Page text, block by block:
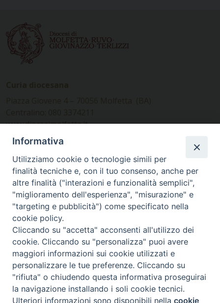
www.diocesimolfetta.it –
diocesimolfetta@pec.chiesacattolica.it
Ufficio Comunicazioni sociali
Piazza Giovene 4 – 70056 Molfetta (BA)
comunicazionisociali@diocesimolfetta.it
SEGUICI SU
Facebook
Instagram
X YouTube
Feed
Privacy Policy - trasparenza
© 2016 - 2026 Diocesi Molfetta Ruvo Giovinazzo Terlizzi
Preferenze Cookie
Informativa
Utilizziamo cookie o tecnologie simili per
finalità tecniche e, con il tuo consenso, anche per
altre finalità ("interazioni e funzionalità semplici",
"miglioramento dell'esperienza", "misurazione" e
"targeting e pubblicità") come specificato nella
cookie policy.
Cliccando su "accetta" acconsenti all'utilizzo dei
cookie. Cliccando su "personalizza" puoi avere
maggiori informazioni sui cookie utilizzati e
personalizzare le tue preferenze. Cliccando su
"rifiuta" o chiudendo questa informativa proseguirai
la navigazione installando i soli cookie tecnici.
Ulteriori informazioni sono disponibili nellacookie